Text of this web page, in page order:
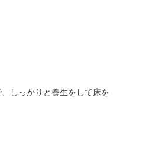
しっかりと養生をして床を